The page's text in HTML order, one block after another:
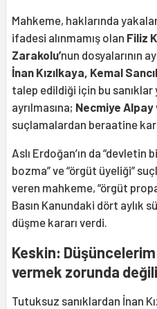
Mahkeme, haklarında
ifadesi alınmamış olan Filiz
Zarakolu’nun dosyalarının
İnan Kızılkaya, Kemal
talep edildiği için bu sanıklar
ayrılmasına; Necmiye Alpay
suçlamalardan beraatine
Aslı Erdoğan’ın da
bozma” ve “örgüt üyeliği”
veren mahkeme, “örgüt
Basın Kanundaki dört aylık
düşme kararı verdi.
Keskin:
vermek zorunda
Tutuksuz sanıklardan İnan